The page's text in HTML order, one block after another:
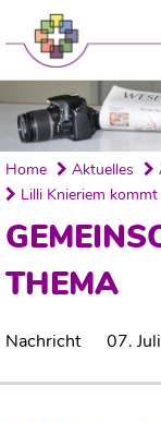
Home Aktuelles
Lilli Knieriem kommt
THEMA
Nachricht 07.